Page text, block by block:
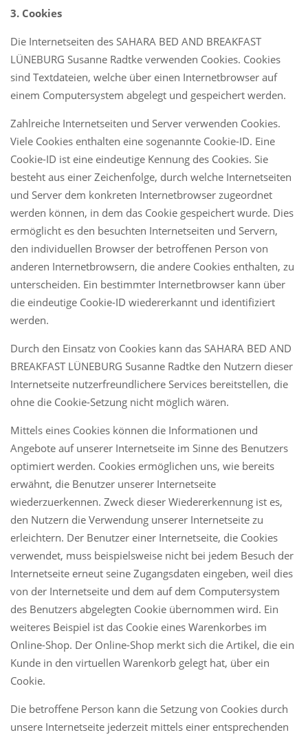
3. Cookies
Die Internetseiten des SAHARA BED AND BREAKFAST
LÜNEBURG Susanne Radtke verwenden Cookies. Cookies
sind Textdateien, welche über einen Internetbrowser auf
einem Computersystem abgelegt und gespeichert werden.
Zahlreiche Internetseiten und Server verwenden Cookies.
Viele Cookies enthalten eine sogenannte Cookie-ID. Eine
Cookie-ID ist eine eindeutige Kennung des Cookies. Sie
besteht aus einer Zeichenfolge, durch welche Internetseiten
und Server dem konkreten Internetbrowser zugeordnet
werden können, in dem das Cookie gespeichert wurde. Dies
ermöglicht es den besuchten Internetseiten und Servern,
den individuellen Browser der betroffenen Person von
anderen Internetbrowsern, die andere Cookies enthalten, zu
unterscheiden. Ein bestimmter Internetbrowser kann über
die eindeutige Cookie-ID wiedererkannt und identifiziert
werden.
Durch den Einsatz von Cookies kann das SAHARA BED AND
BREAKFAST LÜNEBURG Susanne Radtke den Nutzern dieser
Internetseite nutzerfreundlichere Services bereitstellen, die
ohne die Cookie-Setzung nicht möglich wären.
Mittels eines Cookies können die Informationen und
Angebote auf unserer Internetseite im Sinne des Benutzers
optimiert werden. Cookies ermöglichen uns, wie bereits
erwähnt, die Benutzer unserer Internetseite
wiederzuerkennen. Zweck dieser Wiedererkennung ist es,
den Nutzern die Verwendung unserer Internetseite zu
erleichtern. Der Benutzer einer Internetseite, die Cookies
verwendet, muss beispielsweise nicht bei jedem Besuch der
Internetseite erneut seine Zugangsdaten eingeben, weil dies
von der Internetseite und dem auf dem Computersystem
des Benutzers abgelegten Cookie übernommen wird. Ein
weiteres Beispiel ist das Cookie eines Warenkorbes im
Online-Shop. Der Online-Shop merkt sich die Artikel, die ein
Kunde in den virtuellen Warenkorb gelegt hat, über ein
Cookie.
Die betroffene Person kann die Setzung von Cookies durch
unsere Internetseite jederzeit mittels einer entsprechenden